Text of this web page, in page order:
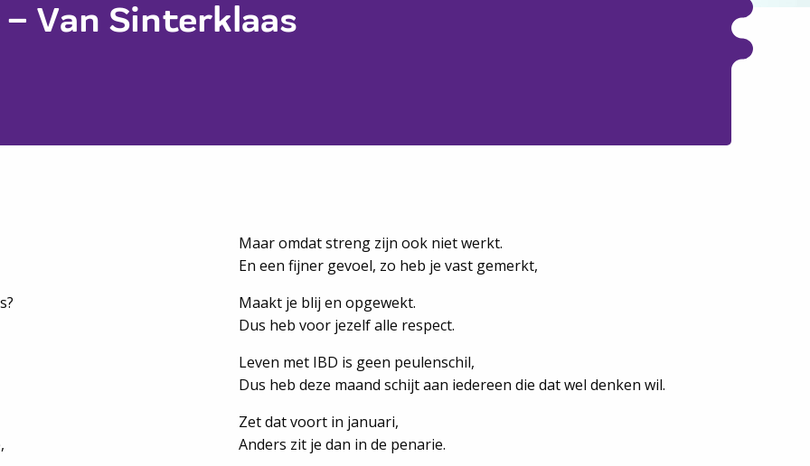
Van Sinterklaas
Maar omdat streng zijn ook niet werkt.
En een fijner gevoel, zo heb je vast gemerkt,
Maakt je blij en opgewekt.
Dus heb voor jezelf alle respect.
Leven met IBD is geen peulenschil,
Dus heb deze maand schijt aan iedereen die dat wel denken wil.
Zet dat voort in januari,
Anders zit je dan in de penarie.